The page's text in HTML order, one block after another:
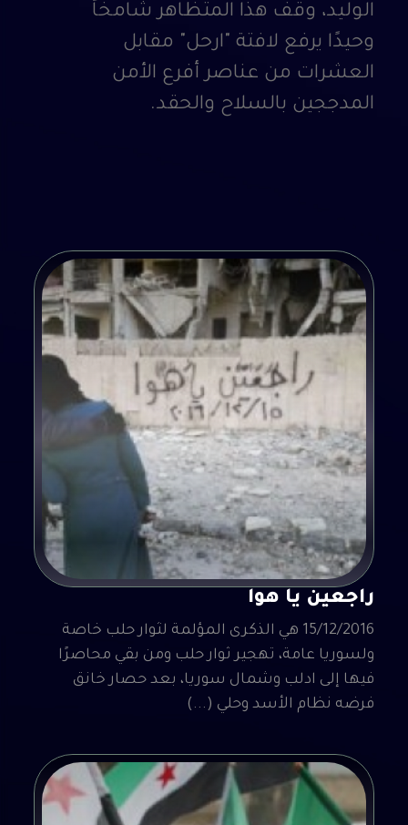
الوليد، وقف هذا المتظاهر شامخاً
وحيدًا يرفع لافتة "ارحل" مقابل
العشرات من عناصر أفرع الأمن
المدججين بالسلاح والحقد.
راجعين يا هوا
15/12/2016 هي الذكرى المؤلمة لثوار حلب خاصة
ولسوريا عامة، تهجير ثوار حلب ومن بقي محاصرًا
فيها إلى ادلب وشمال سوريا، بعد حصار خانق
فرضه نظام الأسد وحلي (...)